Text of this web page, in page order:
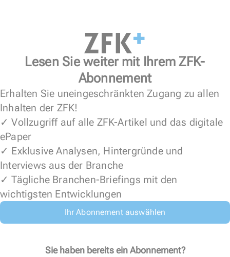
Lesen Sie weiter mit Ihrem ZFK-
Abonnement
Erhalten Sie uneingeschränkten Zugang zu allen
Inhalten der ZFK!
✓ Vollzugriff auf alle ZFK-Artikel und das digitale
ePaper
✓ Exklusive Analysen, Hintergründe und
Interviews aus der Branche
✓ Tägliche Branchen-Briefings mit den
wichtigsten Entwicklungen
Ihr Abonnement auswählen
Sie haben bereits ein Abonnement?